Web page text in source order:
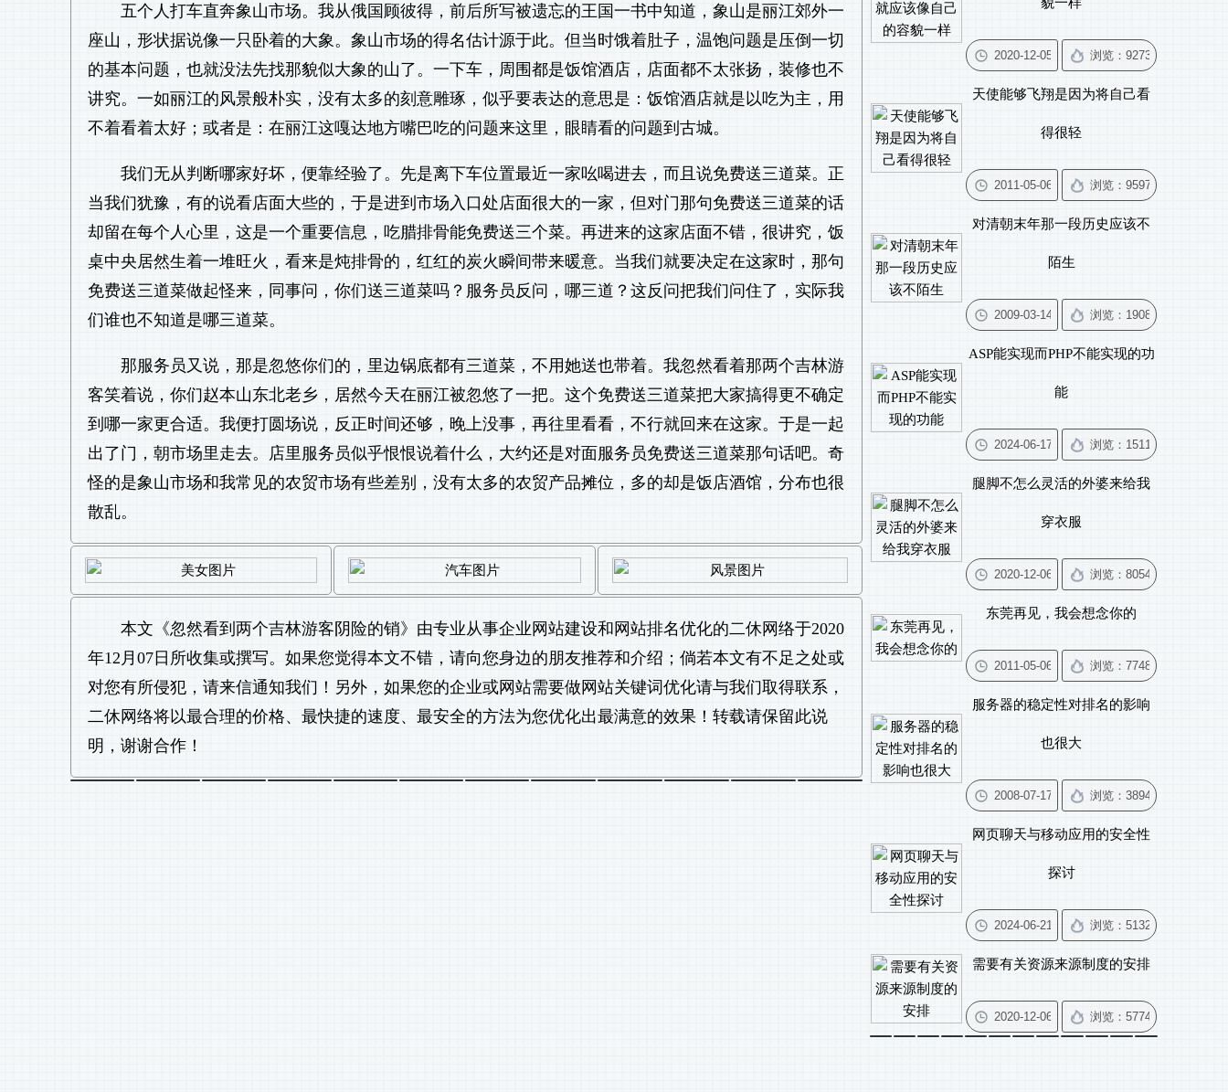
五个人打车直奔象山市场。我从俄国顾彼得，前后所写被遗忘的王国一书中知道，象山是丽江郊外一
座山，形状据说像一只卧着的大象。象山市场的得名估计源于此。但当时饿着肚子，温饱问题是压倒一切
的基本问题，也就没法先找那貌似大象的山了。一下车，周围都是饭馆酒店，店面都不太张扬，装修也不
讲究。一如丽江的风景般朴实，没有太多的刻意雕琢，似乎要表达的意思是：饭馆酒店就是以吃为主，用
不着看着太好；或者是：在丽江这嘎达地方嘴巴吃的问题来这里，眼睛看的问题到古城。
我们无从判断哪家好坏，便靠经验了。先是离下车位置最近一家吆喝进去，而且说免费送三道菜。正
当我们犹豫，有的说看店面大些的，于是进到市场入口处店面很大的一家，但对门那句免费送三道菜的话
却留在每个人心里，这是一个重要信息，吃腊排骨能免费送三个菜。再进来的这家店面不错，很讲究，饭
桌中央居然生着一堆旺火，看来是炖排骨的，红红的炭火瞬间带来暖意。当我们就要决定在这家时，那句
免费送三道菜做起怪来，同事问，你们送三道菜吗？服务员反问，哪三道？这反问把我们问住了，实际我
们谁也不知道是哪三道菜。
那服务员又说，那是忽悠你们的，里边锅底都有三道菜，不用她送也带着。我忽然看着那两个吉林游
客笑着说，你们赵本山东北老乡，居然今天在丽江被忽悠了一把。这个免费送三道菜把大家搞得更不确定
到哪一家更合适。我便打圆场说，反正时间还够，晚上没事，再往里看看，不行就回来在这家。于是一起
出了门，朝市场里走去。店里服务员似乎恨恨说着什么，大约还是对面服务员免费送三道菜那句话吧。奇
怪的是象山市场和我常见的农贸市场有些差别，没有太多的农贸产品摊位，多的却是饭店酒馆，分布也很
散乱。
本文《忽然看到两个吉林游客阴险的销》由专业从事企业网站建设和 网站排名优化的二休网络于2020
年12月07日所收集或撰写。如果您觉得本文不错，请向您身边的朋友推荐和介绍；倘若本文有不足之处或
对您有所侵犯，请来信通知我们！另外，如果您的企业或网站需要做 网站关键词优化请与我们取得联系，
二休网络将以最合理的价格、最快捷的速度、最安全的方法为您优化出最满意的效果！转载请保留此说
明，谢谢合作！
天使能够飞翔是因为将自己看
得很轻
对清朝末年那一段历史应该不
陌生
ASP能实现而PHP不能实现的功
能
腿脚不怎么灵活的外婆来给我
穿衣服
东莞再见，我会想念你的
服务器的稳定性对排名的影响
也很大
网页聊天与移动应用的安全性
探讨
需要有关资源来源制度的安排